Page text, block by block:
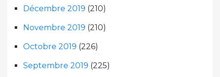
Décembre 2019 (210)
Novembre 2019 (210)
Octobre 2019 (226)
Septembre 2019 (225)